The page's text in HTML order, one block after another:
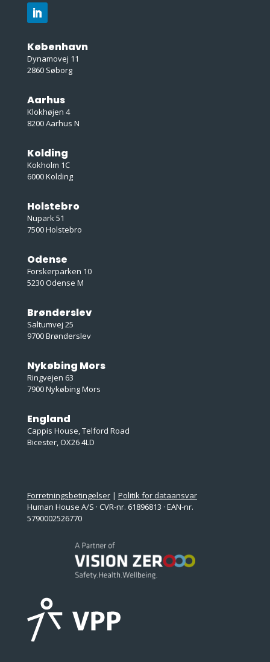
København
Dynamovej 11
2860 Søborg
Aarhus
Klokhøjen 4
8200 Aarhus N
Kolding
Kokholm 1C
6000 Kolding
Holstebro
Nupark 51
7500 Holstebro
Odense
Forskerparken 10
5230 Odense M
Brønderslev
Saltumvej 25
9700 Brønderslev
Nykøbing Mors
Ringvejen 63
7900 Nykøbing Mors
England
Cappis House, Telford Road
Bicester, OX26 4LD
Forretningsbetingelser| Politik for dataansvar
Human House A/S · CVR-nr. 61896813 · EAN-nr.
5790002526770